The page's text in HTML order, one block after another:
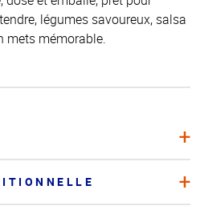
légumes savoureux, salsa
mets mémorable.